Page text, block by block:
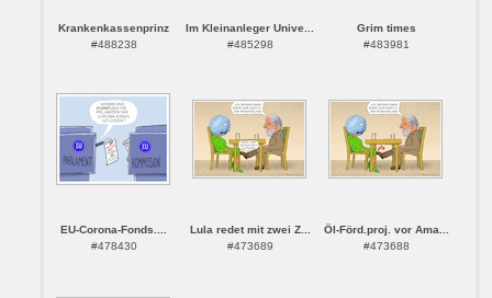
Krankenkassenprinz
#488238
Im Kleinanleger Unive...
#485298
Grim times
#483981
EU-Corona-Fonds....
#478430
Lula redet mit zwei Z...
#473689
Öl-Förd.proj. vor Ama...
#473688